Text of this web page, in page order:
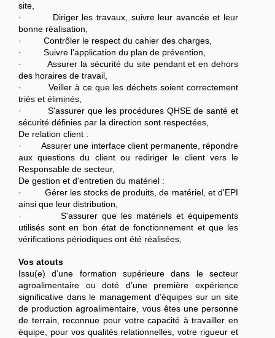
site,
· Diriger les travaux, suivre leur avancée et leur
bonne réalisation,
· Contrôler le respect du cahier des charges,
· Suivre l'application du plan de prévention,
· Assurer la sécurité du site pendant et en dehors
des horaires de travail,
· Veiller à ce que les déchets soient correctement
triés et éliminés,
· S'assurer que les procédures QHSE de santé et
sécurité définies par la direction sont respectées,
De relation client :
· Assurer une interface client permanente, répondre
aux questions du client ou rediriger le client vers le
Responsable de secteur,
De gestion et d'entretien du matériel :
· Gérer les stocks de produits, de matériel, et d'EPI
ainsi que leur distribution,
· S'assurer que les matériels et équipements
utilisés sont en bon état de fonctionnement et que les
vérifications périodiques ont été réalisées,
Vos atouts
Issu(e) d’une formation supérieure dans le secteur
agroalimentaire ou doté d’une première expérience
significative dans le management d’équipes sur un site
de production agroalimentaire, vous êtes une personne
de terrain, reconnue pour votre capacité à travailler en
équipe, pour vos qualités relationnelles, votre rigueur et